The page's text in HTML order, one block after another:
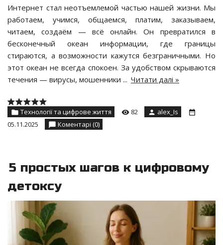
Интернет стал неотъемлемой частью нашей жизни. Мы
работаем, учимся, общаемся, платим, заказываем,
читаем, создаём — всё онлайн. Он превратился в
бесконечный океан информации, где границы
стираются, а возможности кажутся безграничными. Но
этот океан не всегда спокоен. За удобством скрываются
течения — вирусы, мошенники ... Читати далі »
Технології та цифрове життя 82
alex_Is
05.11.2025
Коментарі (0)
5 простых шагов к цифровому
детоксу